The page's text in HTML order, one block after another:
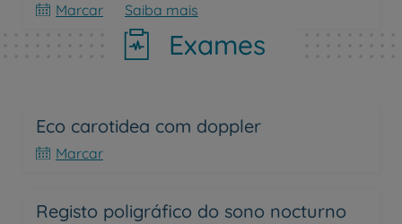
Marcar Saiba mais
Exames
Eco carotidea com doppler
Marcar
Registo poligráfico do sono nocturno